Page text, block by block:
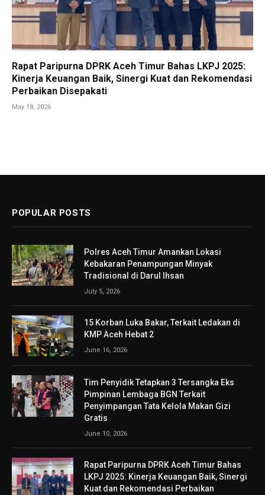
Rapat Paripurna DPRK Aceh Timur Bahas LKPJ 2025:
Kinerja Keuangan Baik, Sinergi Kuat dan Rekomendasi
Perbaikan Disepakati
May 18, 2026
POPULAR POSTS
Polres Aceh Timur Amankan Lokasi
Kebakaran Penampungan Minyak
Tradisional di Darul Ihsan
July 5, 2026
15 Korban Luka Bakar, Terkait Ledakan di
KMP Aceh Hebat 2
June 16, 2026
Tim Penyidik Tetapkan 3 Tersangka Eks
Pimpinan Lembaga BGN Terkait
Penyimpangan Tata Kelola Makan Gizi
Gratis
June 10, 2026
Rapat Paripurna DPRK Aceh Timur Bahas
LKPJ 2025: Kinerja Keuangan Baik, Sinergi
Kuat dan Rekomendasi Perbaikan